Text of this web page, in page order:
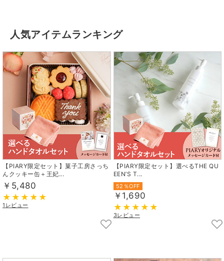
人気アイテムランキング
【PIARY限定セット】菓子工房さっち
んクッキー缶＋王妃...
￥5,480
1レビュー
【PIARY限定セット】選べるTHE QU
EEN’S T...
52％OFF
￥1,690
3レビュー